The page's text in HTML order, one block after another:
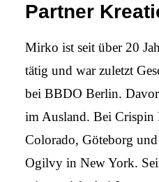
Partner
Mirko ist seit über 20
tätig und war zuletzt
bei BBDO Berlin. Davor
im Ausland. Bei Crispin
Colorado, Göteborg
Ogilvy in New York.